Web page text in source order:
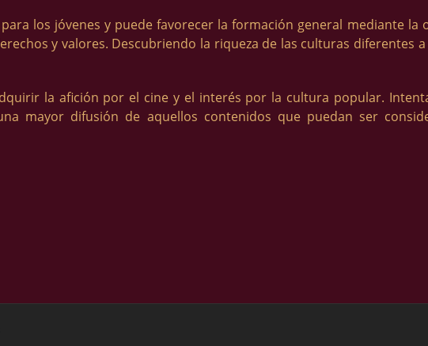
los jóvenes y puede favorecer la formación general mediante la
y valores. Descubriendo la riqueza de las culturas diferentes
la afición por el cine y el interés por la cultura popular.
mayor difusión de aquellos contenidos que puedan ser